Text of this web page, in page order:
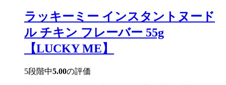
イ
ン
ス
タ
ン
ト
ー
ド
ラッキーミー インスタントヌード
ル チキン フレーバー 55g
【LUCKY ME】
5段階中5.00の評価